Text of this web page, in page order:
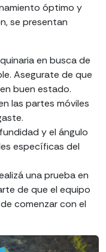
óptimo y
se presentan
en busca de
Asegurate de que
buen estado.
las partes móviles
y el ángulo
específicas del
una prueba en
de que el equipo
comenzar con el